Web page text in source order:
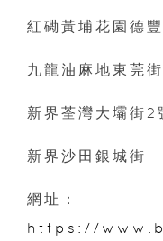
紅磡黃埔花園德
九龍油麻地東莞
新界荃灣大壩街2
新界沙田銀城街
網址：
https://